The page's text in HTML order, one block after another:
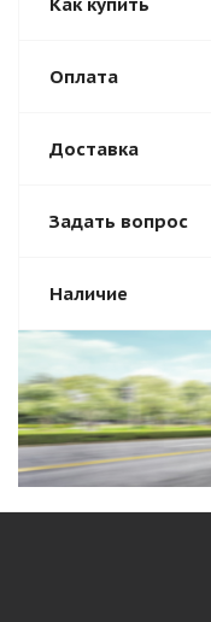
Оплата
Доставка
Задать вопрос
Наличие